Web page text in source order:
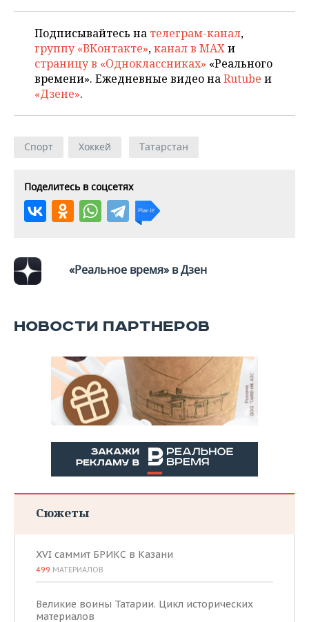
ONLINE-КОНФЕРЕНЦИИ
ОТКРЫТАЯ ЛЕКЦИЯ
ХОККЕЙ
БАСКЕТБОЛ
ВОЛЕЙБОЛ
КИБЕРСПОРТ
ХОККЕЙ С МЯЧОМ
ВЛАСТЬ
ИНФРАСТРУКТУРА
ИСТОРИЯ
КУЛЬТУРА
ПРОИСШЕСТВИЯ
СЮЖЕТЫ
СПРАВОЧНИК
СПИСОК ПЕРСОН
СПИСОК КОМПАНИЙ
ПОЛНАЯ ВЕРСИЯ
Подписывайтесь на телеграм-канал,
группу «ВКонтакте»,канал в MAXи
страницу в «Одноклассниках» «Реального
времени». Ежедневные видео наRutube и
«Дзене».
Спорт Хоккей Татарстан
Поделитесь в соцсетях
«Реальное время» в Дзен
НОВОСТИ ПАРТНЕРОВ
Сюжеты
XVI саммит БРИКС в Казани
499 МАТЕРИАЛОВ
Великие воины Татарии. Цикл исторических
материалов